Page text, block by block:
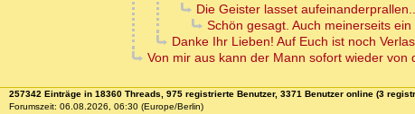
Die Geister lasset
Schön gesagt. Auch meinerseits
Danke Ihr Lieben! Auf Euch ist noch
Von mir aus kann der Mann sofort wieder von
257342 Einträge in 18360 Threads, 975 registrierte Benutzer, 3371 Benutzer online (3
Forumszeit: 06.08.2026, 06:30 (Europe/Berlin)